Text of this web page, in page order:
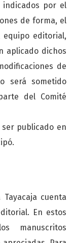
indicados por el
de forma, el
editorial,
aplicado dichos
de
será sometido
del Comité
publicado en
cuenta
En estos
manuscritos